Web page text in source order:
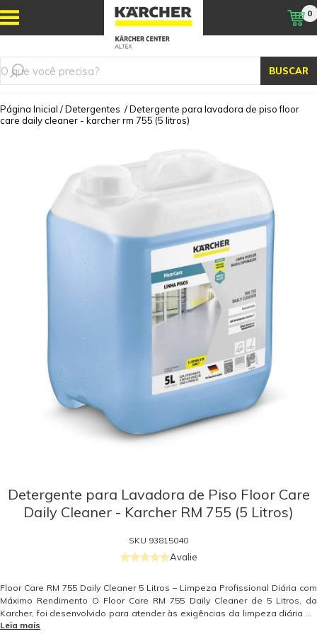
BUSCAR
0
Página Inicial /Detergentes /Detergente para lavadora de piso floor
care daily cleaner - karcher rm 755 (5 litros)
Detergente para Lavadora de Piso Floor Care
Daily Cleaner - Karcher RM 755 (5 Litros)
SKU 93815040
Avalie
Floor Care RM 755 Daily Cleaner 5 Litros – Limpeza Profissional Diária com
Máximo Rendimento O Floor Care RM 755 Daily Cleaner de 5 Litros, da
Karcher, foi desenvolvido para atender às exigências da limpeza diária de
ambientes com alto fluxo de pessoas, como shoppings, escritórios,
Leia mais